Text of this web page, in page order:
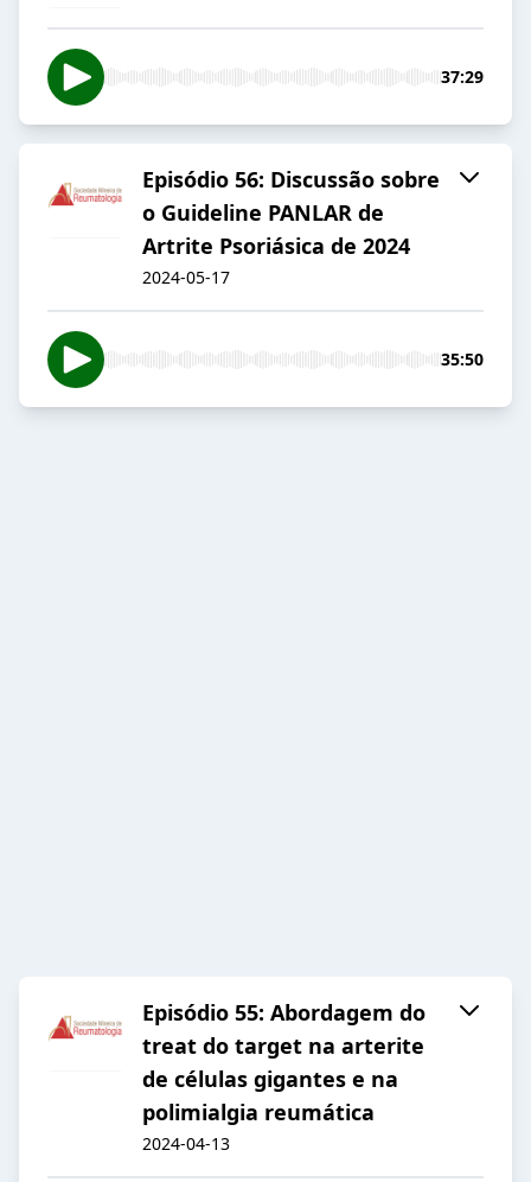
37:29
Episódio 56: Discussão sobre
o Guideline PANLAR de
Artrite Psoriásica de 2024
2024-05-17
35:50
Episódio 55: Abordagem do
treat do target na arterite
de células gigantes e na
polimialgia reumática
2024-04-13